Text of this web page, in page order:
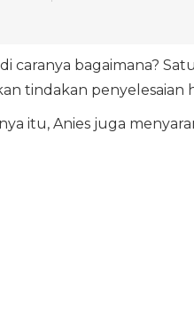
caranya bagaimana?
tindakan penyelesaian
itu, Anies juga